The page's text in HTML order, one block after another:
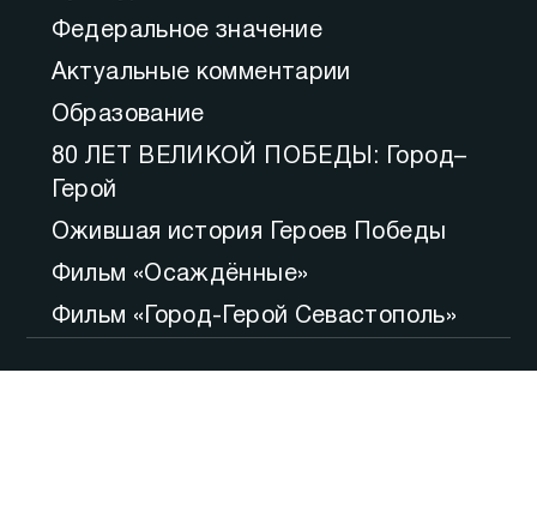
Федеральное значение
Актуальные комментарии
Образование
80 ЛЕТ ВЕЛИКОЙ ПОБЕДЫ: Город–
Герой
Ожившая история Героев Победы
Фильм «Осаждённые»
Фильм «Город-Герой Севастополь»